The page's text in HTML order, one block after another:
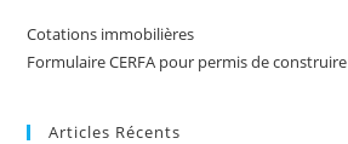
Cotations immobilières
Formulaire CERFA pour permis de construire
Articles Récents